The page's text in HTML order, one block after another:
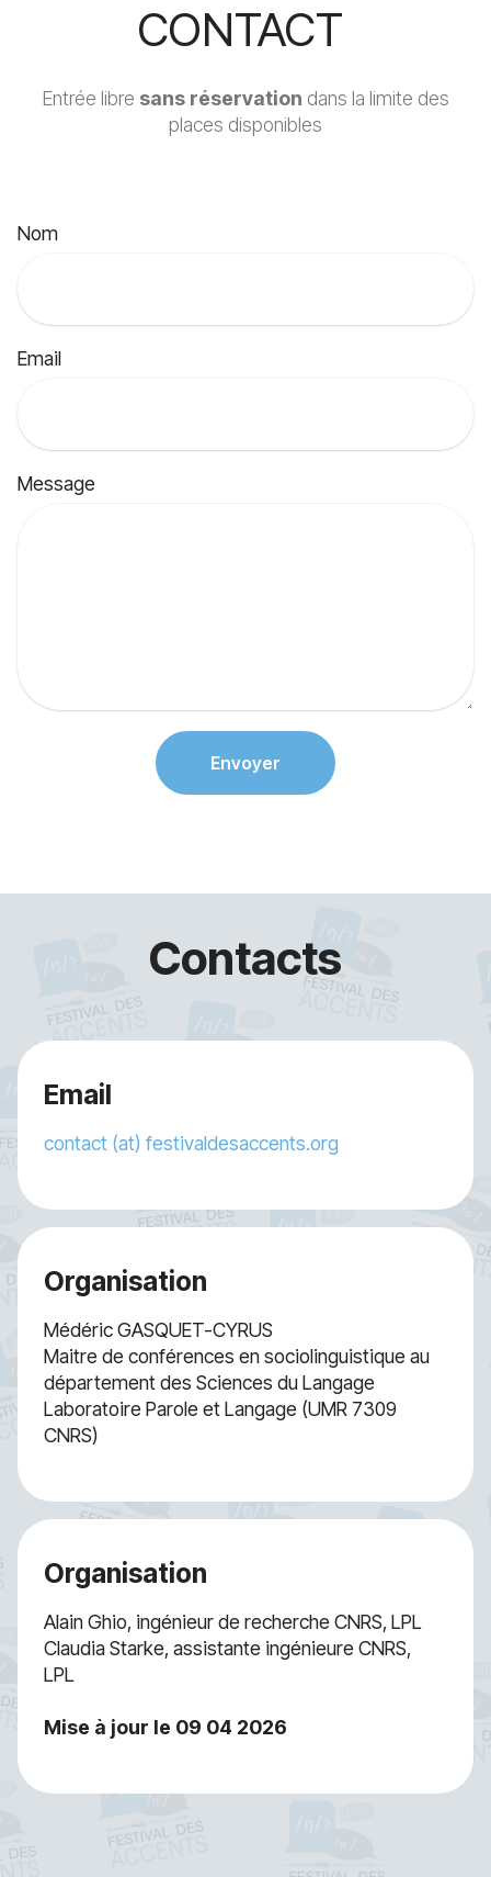
CONTACT
Entrée libre sans réservation dans la limite des
places disponibles
Nom
Email
Message
Envoyer
Contacts
Email
contact (at) festivaldesaccents.org
Organisation
Médéric GASQUET-CYRUS
Maitre de conférences en sociolinguistique au
département des Sciences du Langage
Laboratoire Parole et Langage (UMR 7309
CNRS)
Organisation
Alain Ghio, ingénieur de recherche CNRS, LPL
Claudia Starke, assistante ingénieure CNRS,
LPL
Mise à jour le 09 04 2026